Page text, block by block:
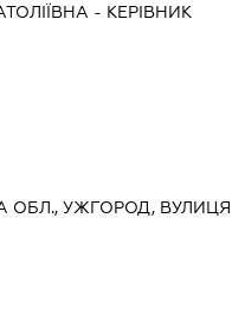
- КЕРІВНИК
ОБЛ., УЖГОРОД, ВУЛИЦЯ